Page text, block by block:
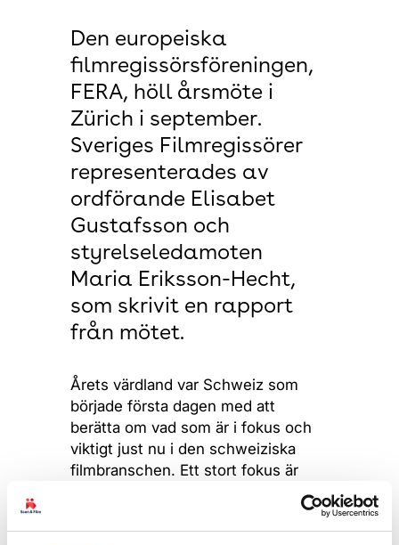
Den europeiska
filmregissörsföreningen,
FERA, höll årsmöte i
Zürich i september.
Sveriges Filmregissörer
representerades av
ordförande Elisabet
Gustafsson och
styrelseledamoten
Maria Eriksson-Hecht,
som skrivit en rapport
från mötet.
Årets värdland var Schweiz som
började första dagen med att
berätta om vad som är i fokus och
viktigt just nu i den schweiziska
filmbranschen. Ett stort fokus är
förra General Assembly och som
sedan dess har haft full fart framåt.